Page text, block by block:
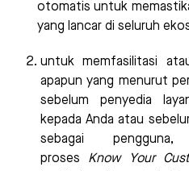
otomatis untuk
yang lancar di seluruh
untuk memfasilitasi
apapun yang menurut
sebelum penyedia
kepada Anda atau
sebagai
proses Know Your